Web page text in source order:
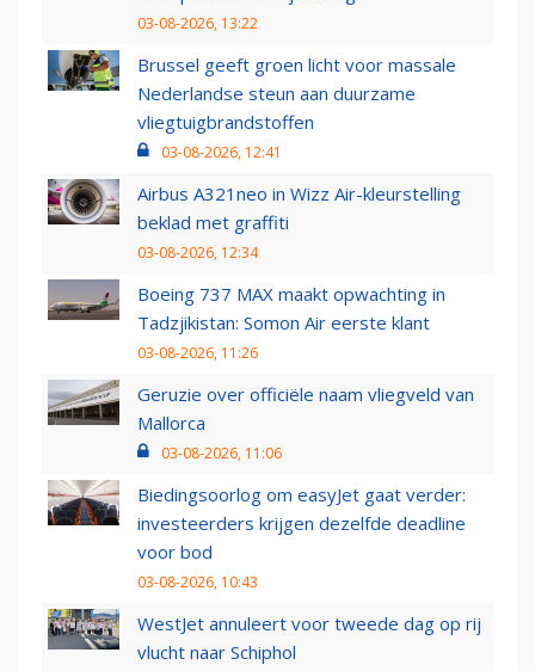
03-08-2026, 13:22
Brussel geeft groen licht voor massale
Nederlandse steun aan duurzame
vliegtuigbrandstoffen
03-08-2026, 12:41
Airbus A321neo in Wizz Air-kleurstelling
beklad met graffiti
03-08-2026, 12:34
Boeing 737 MAX maakt opwachting in
Tadzjikistan: Somon Air eerste klant
03-08-2026, 11:26
Geruzie over officiële naam vliegveld van
Mallorca
03-08-2026, 11:06
Biedingsoorlog om easyJet gaat verder:
investeerders krijgen dezelfde deadline
voor bod
03-08-2026, 10:43
WestJet annuleert voor tweede dag op rij
vlucht naar Schiphol